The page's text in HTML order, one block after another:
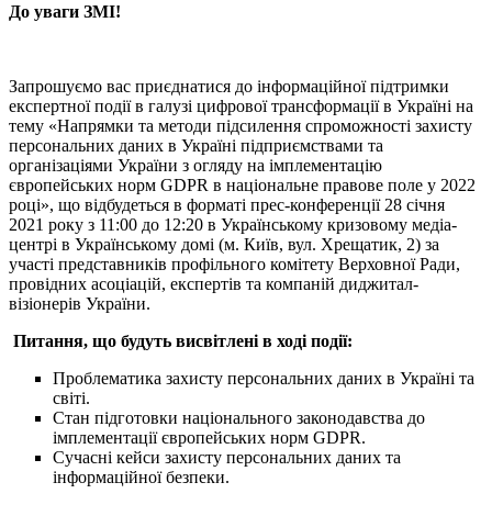
До уваги ЗМІ!
Запрошуємо вас приєднатися до інформаційної підтримки
експертної події в галузі цифрової трансформації в Україні на
тему «Напрямки та методи підсилення спроможності захисту
персональних даних в Україні підприємствами та
організаціями України з огляду на імплементацію
європейських норм GDPR в національне правове поле у 2022
році», що відбудеться в форматі прес-конференції 28 січня
2021 року з 11:00 до 12:20 в Українському кризовому медіа-
центрі в Українському домі (м. Київ, вул. Хрещатик, 2) за
участі представників профільного комітету Верховної Ради,
провідних асоціацій, експертів та компаній диджитал-
візіонерів України.
Питання, що будуть висвітлені в ході події:
Проблематика захисту персональних даних в Україні та
світі.
Стан підготовки національного законодавства до
імплементації європейських норм GDPR.
Сучасні кейси захисту персональних даних та
інформаційної безпеки.